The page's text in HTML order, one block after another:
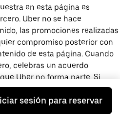
en esta página es
Uber no se hace
las promociones realizadas
compromiso posterior con
de esta página. Cuando
celebras un acuerdo
Uber no forma parte. Si
directamente con el
sesión para reservar